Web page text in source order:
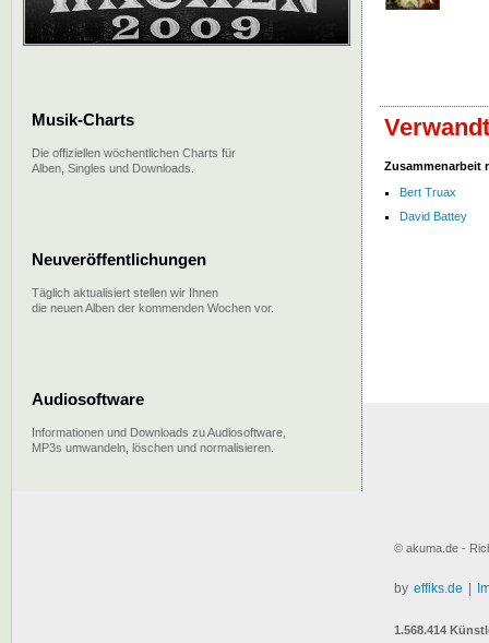
Zusammenarbeit
Bert Truax
David Battey
Musik-Charts
Die offiziellen wöchentlichen Charts für
Alben, Singles und Downloads.
Neuveröffentlichungen
Täglich aktualisiert stellen wir Ihnen
die neuen Alben der kommenden Wochen vor.
Audiosoftware
Informationen und Downloads zu Audiosoftware,
MP3s umwandeln, löschen und normalisieren.
© akuma.de -
by effiks.de
1.568.414